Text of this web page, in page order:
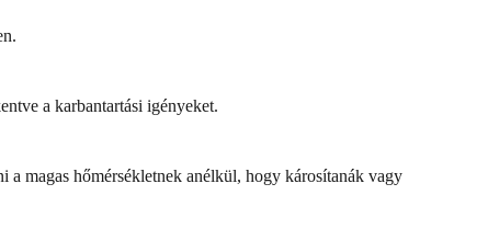
a karbantartási igényeket.
a magas hőmérsékletnek anélkül, hogy károsítanák vagy